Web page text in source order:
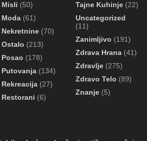
Misli (50)
Moda (61)
Nekretnine (70)
Ostalo (213)
Posao (178)
Putovanja (134)
Rekreacija (27)
Restorani (6)
Tajne Kuhinje (22)
Uncategorized
(11)
Zanimljivo (191)
Zdrava Hrana (41)
Zdravlje (275)
Zdravo Telo (89)
Znanje (5)